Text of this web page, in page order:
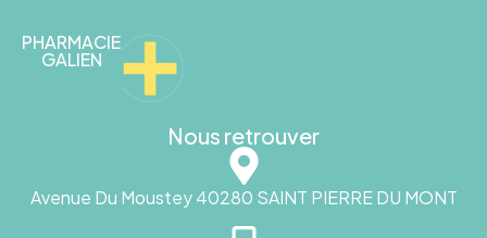
PHARMACIE
GALIEN
Nous retrouver
Avenue Du Moustey 40280 SAINT PIERRE DU MONT